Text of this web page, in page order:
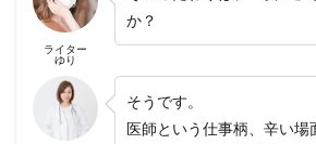
ライター
ゆり
か？
そうです。
医師という仕事柄、辛い場